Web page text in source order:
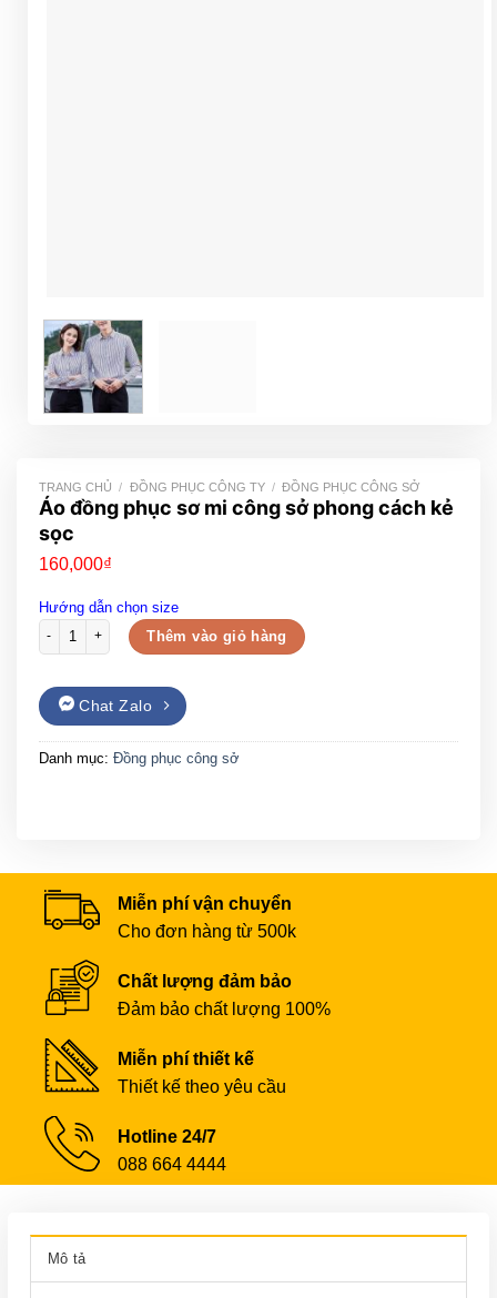
TRANG CHỦ / ĐỒNG PHỤC CÔNG TY / ĐỒNG PHỤC CÔNG SỞ
Áo đồng phục sơ mi công sở phong cách kẻ
sọc
160,000₫
Hướng dẫn chọn size
Áo đồng phục sơ mi công sở phong cách kẻ sọc số lượng
Thêm vào giỏ hàng
Chat Zalo
Danh mục: Đồng phục công sở
Miễn phí vận chuyển
Cho đơn hàng từ 500k
Chất lượng đảm bảo
Đảm bảo chất lượng 100%
Miễn phí thiết kế
Thiết kế theo yêu cầu
Hotline 24/7
088 664 4444
Mô tả